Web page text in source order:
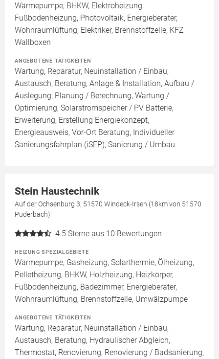
Wärmepumpe, BHKW, Elektroheizung,
Fußbodenheizung, Photovoltaik, Energieberater,
Wohnraumlüftung, Elektriker, Brennstoffzelle, KFZ
Wallboxen
ANGEBOTENE TÄTIGKEITEN
Wartung, Reparatur, Neuinstallation / Einbau,
Austausch, Beratung, Anlage & Installation, Aufbau /
Auslegung, Planung / Berechnung, Wartung /
Optimierung, Solarstromspeicher / PV Batterie,
Erweiterung, Erstellung Energiekonzept,
Energieausweis, Vor-Ort Beratung, Individueller
Sanierungsfahrplan (iSFP), Sanierung / Umbau
Stein Haustechnik
Auf der Ochsenburg 3, 51570 Windeck-Irsen (18km von 51570
Puderbach)
4.5 Sterne aus 10 Bewertungen
HEIZUNG SPEZIALGEBIETE
Wärmepumpe, Gasheizung, Solarthermie, Ölheizung,
Pelletheizung, BHKW, Holzheizung, Heizkörper,
Fußbodenheizung, Badezimmer, Energieberater,
Wohnraumlüftung, Brennstoffzelle, Umwälzpumpe
ANGEBOTENE TÄTIGKEITEN
Wartung, Reparatur, Neuinstallation / Einbau,
Austausch, Beratung, Hydraulischer Abgleich,
Thermostat, Renovierung, Renovierung / Badsanierung,